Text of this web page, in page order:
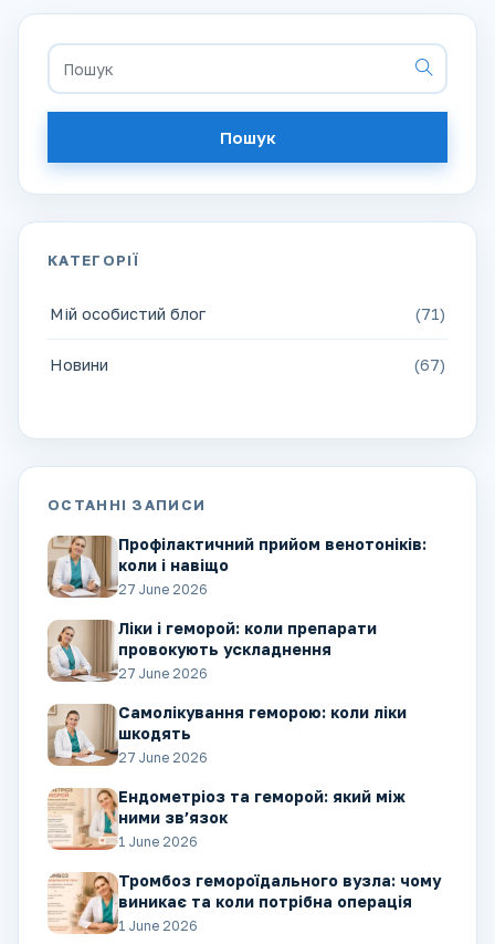
Пошук
КАТЕГОРІЇ
Мій особистий блог (71)
Новини (67)
ОСТАННІ ЗАПИСИ
Профілактичний прийом венотоніків:
коли і навіщо
27 June 2026
Ліки і геморой: коли препарати
провокують ускладнення
27 June 2026
Самолікування геморою: коли ліки
шкодять
27 June 2026
Ендометріоз та геморой: який між
ними зв’язок
1 June 2026
Тромбоз гемороїдального вузла: чому
виникає та коли потрібна операція
1 June 2026